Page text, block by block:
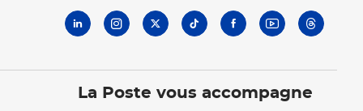
La Poste vous accompagne